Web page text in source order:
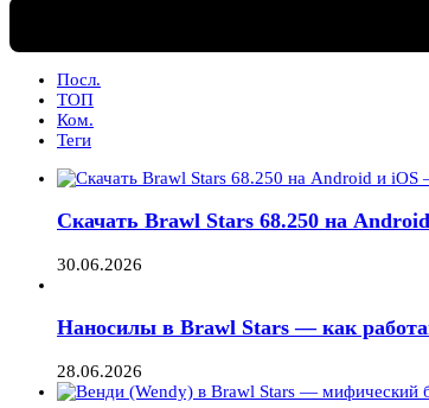
Посл.
ТОП
Ком.
Теги
Скачать Brawl Stars 68.250 на
30.06.2026
Наносилы в Brawl Stars — как
28.06.2026